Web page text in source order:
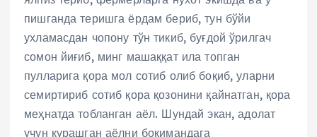
пишганда теришга ёрдам бериб, тун бўйи
ухламасдан чопону тўн тикиб, буғдой ўрилгач
сомон йиғиб, минг машаққат ила топган
пулларига қора мол сотиб олиб боқиб, уларни
семиртириб сотиб қора қозонини қайнатган, қора
меҳнатда тобланган аёл. Шундай экан, адолат
учун курашган аёлни боқимандага